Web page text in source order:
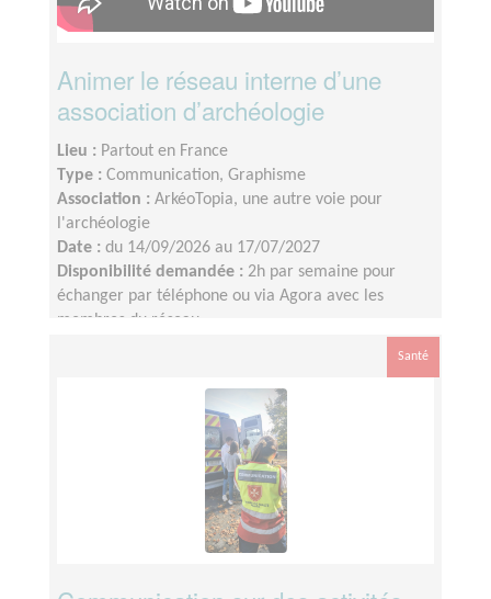
Animer le réseau interne d’une
association d’archéologie
Lieu : Partout en France
Type : Communication, Graphisme
Association : ArkéoTopia, une autre voie pour
l'archéologie
Date : du 14/09/2026 au 17/07/2027
Disponibilité demandée : 2h par semaine pour
échanger par téléphone ou via Agora avec les
membres du réseau
Santé